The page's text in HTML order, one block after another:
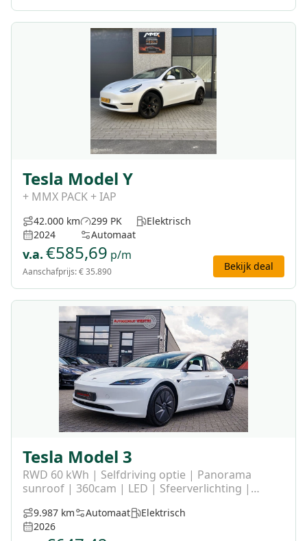
Tesla Model Y
+ MMX PACK + IAP
42.000 km
2024
299 PK
Automaat
Elektrisch
v.a. €585,69 p/m
Aanschafprijs:€ 35.890 Bekijk deal
Tesla Model 3
RWD 60 kWh | Selfdriving optie | Panorama
sunroof | 360cam | LED | Sfeerverlichting |
9.987 km
2026
Automaat Elektrisch